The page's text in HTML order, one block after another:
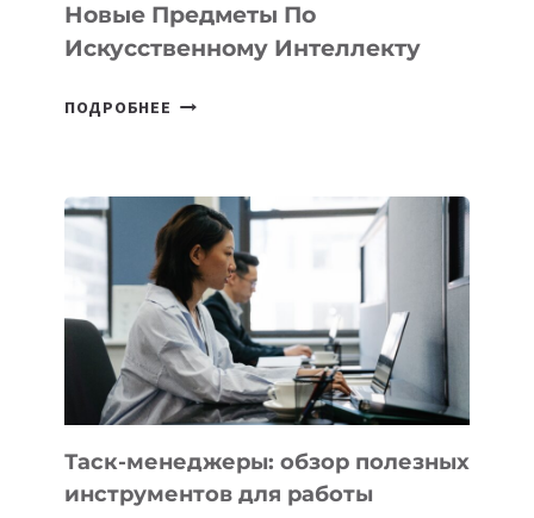
Новые Предметы По
Искусственному Интеллекту
ПОДРОБНЕЕ
НОВЫЕ
ПРЕДМЕТЫ
ПО
ИСКУССТВЕННОМУ
ИНТЕЛЛЕКТУ
Таск-менеджеры: обзор полезных
инструментов для работы